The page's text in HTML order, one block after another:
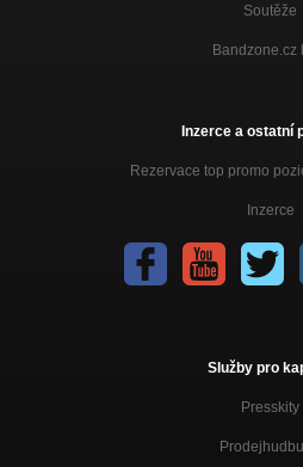
Soutěže
Bandzone.cz
Inzerce a ostatní
Rezervace top promo
Inzerce
Služby pro
Presskity